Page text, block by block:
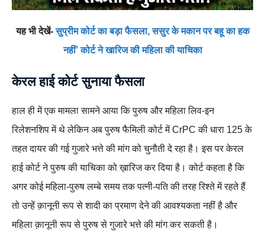
यह भी देखें-सुप्रीम कोर्ट का बड़ा फैसला, ससुर के मकान पर बहू का हक
नहीं’ कोर्ट ने खारिज की महिला की याचिका
केरल हाई कोर्ट सुनाया फैसला
हाल ही में एक मामला सामने आया कि पुरुष और महिला लिव-इन
रिलेशनशिप में थे लेकिन अब पुरुष फैमिली कोर्ट में CrPC की धारा 125 के
तहत दायर की गई गुजारे भत्ते की मांग को चुनौती दे रहा है। इस पर केरल
हाई कोर्ट ने पुरुष की याचिका को ख़ारिज कर दिया है। कोर्ट कहता है कि
अगर कोई महिला-पुरुष लम्बे समय तक पत्नी-पति की तरह रिश्ते में रहते हैं
तो उन्हें क़ानूनी रूप से शादी का प्रमाण देने की आवश्यकता नहीं है और
महिला क़ानूनी रूप से पुरुष से गुजारे भत्ते की मांग कर सकती है।